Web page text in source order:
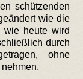
schützenden
wie die
wie heute wird
durch
ohne